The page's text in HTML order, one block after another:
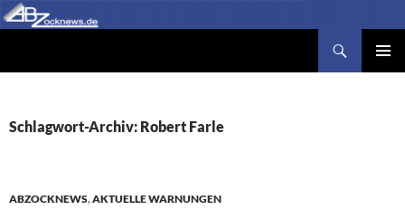
Zum
Inhalt
Schlagwort-Archiv: Robert Farle
ABZOCKNEWS,AKTUELLE WARNUNGEN